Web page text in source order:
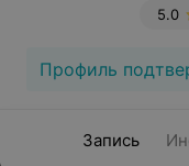
5.0
Профиль
Запись